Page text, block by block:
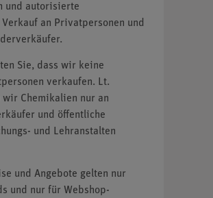
und autorisierte
an Privatpersonen und
Sie, dass wir keine
verkaufen. Lt.
wir Chemikalien nur an
und öffentliche
und Lehranstalten
und Angebote gelten nur
und nur für Webshop-